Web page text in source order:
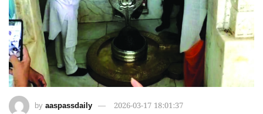
by aaspassdaily 2026-03-17 18:01:37